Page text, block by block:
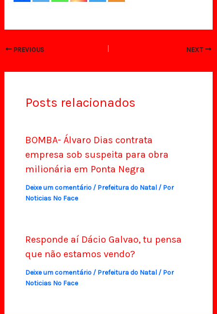
PREVIOUS NEXT
Posts relacionados
BOMBA- Álvaro Dias contrata
empresa sob suspeita para obra
milionária em Ponta Negra
Deixe um comentário / Prefeitura do Natal/ Por
Noticias No Face
Responde aí Dácio Galvao, tu pensa
que não estamos vendo?
Deixe um comentário / Prefeitura do Natal/ Por
Noticias No Face